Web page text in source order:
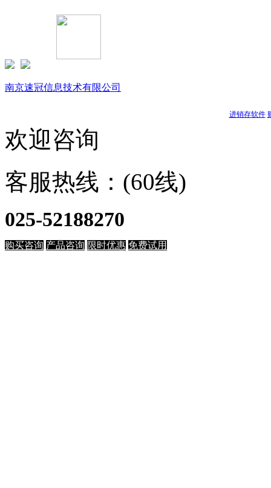
南京速冠信息技术有限公司
进销存软件
欢迎咨询
客服热线：(60线)
025-52188270
购买咨询 产品咨询 限时优惠 免费试用